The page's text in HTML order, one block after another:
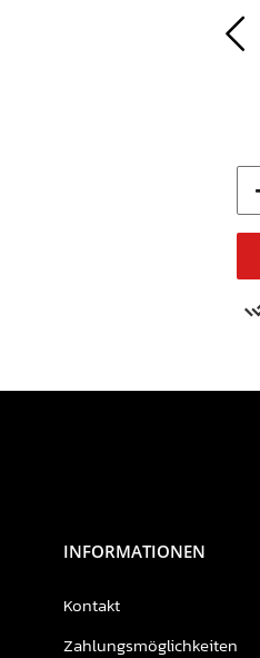
INFORMATIONEN
Kontakt
Zahlungsmöglichkeiten